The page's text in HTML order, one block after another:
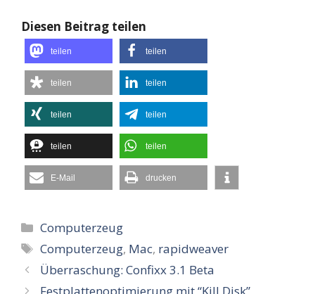
Diesen Beitrag teilen
teilen teilen
teilen teilen
teilen teilen
teilen teilen
E-Mail drucken
Kategorien
Computerzeug
Schlagwörter
Computerzeug, Mac, rapidweaver
Überraschung: Confixx 3.1 Beta